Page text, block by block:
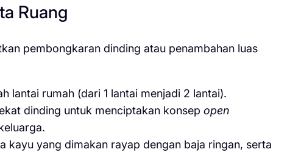
Ruang
pembongkaran dinding atau penambahan luas
lantai rumah (dari 1 lantai menjadi 2 lantai).
dinding untuk menciptakan konsep open
kayu yang dimakan rayap dengan baja ringan, serta